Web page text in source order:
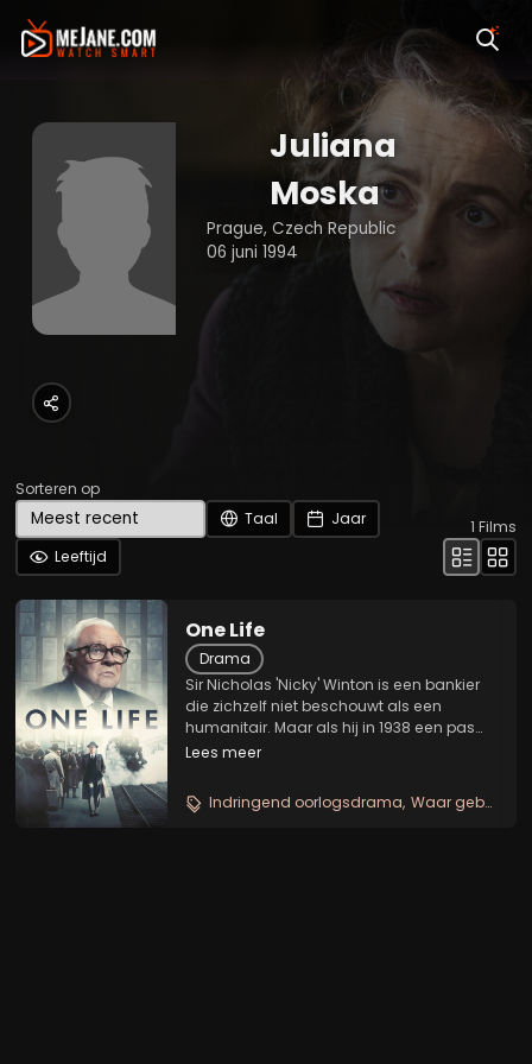
Juliana
Moska
Prague, Czech Republic
06 juni 1994
Sorteren op
Taal
Jaar
Leeftijd
1 Films
One Life
Drama
Sir Nicholas 'Nicky' Winton is een bankier
die zichzelf niet beschouwt als een
humanitair. Maar als hij in 1938 een pas
geannexeerd Praag bezoekt en de
ziet, besluit hij zich voor de zaak in te
zetten. Omdat de...
Lees meer
Indringend oorlogsdrama Waar gebeurd heldenverhaal